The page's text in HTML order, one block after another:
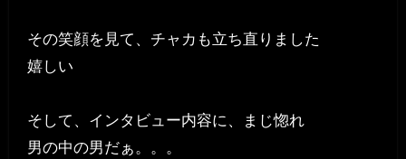
その笑顔を見て、チャカも立ち直りました
嬉しい
そして、インタビュー内容に、まじ惚れ
男の中の男だぁ。。。